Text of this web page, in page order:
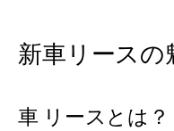
新車リースの
車 リースとは？